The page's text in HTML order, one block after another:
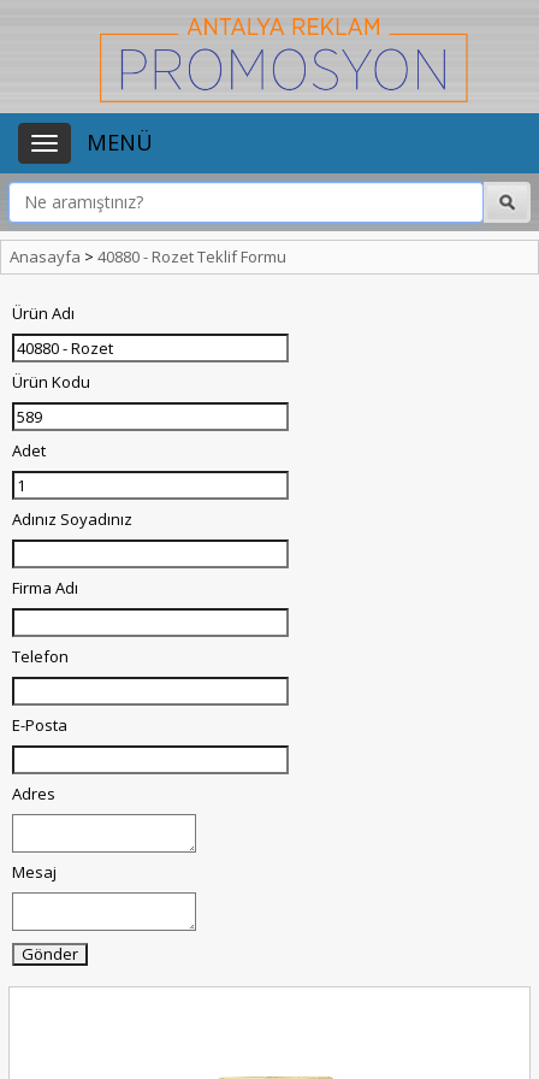
MENÜ
Anasayfa > 40880 - Rozet Teklif Formu
Ürün Adı
Ürün Kodu
Adet
Adınız Soyadınız
Firma Adı
Telefon
E-Posta
Adres
Mesaj